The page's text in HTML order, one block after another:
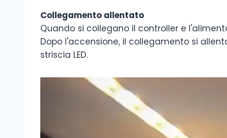
Collegamento allentato
Quando si collegano il controller e
Dopo l'accensione, il collegamento si
striscia LED.